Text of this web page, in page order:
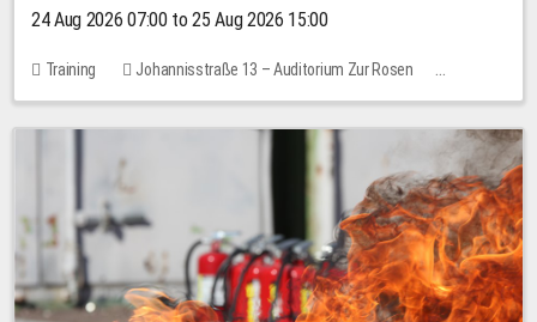
24 Aug 2026 07:00 to 25 Aug 2026 15:00
Training
Johannisstraße 13 – Auditorium Zur Rosen
1 place
30.00 EUR